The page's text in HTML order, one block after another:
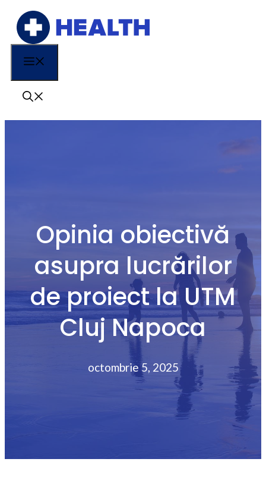
Sari
conținut
Opinia obiectivă
asupra lucrărilor
de proiect la UTM
Cluj Napoca
octombrie 5, 2025